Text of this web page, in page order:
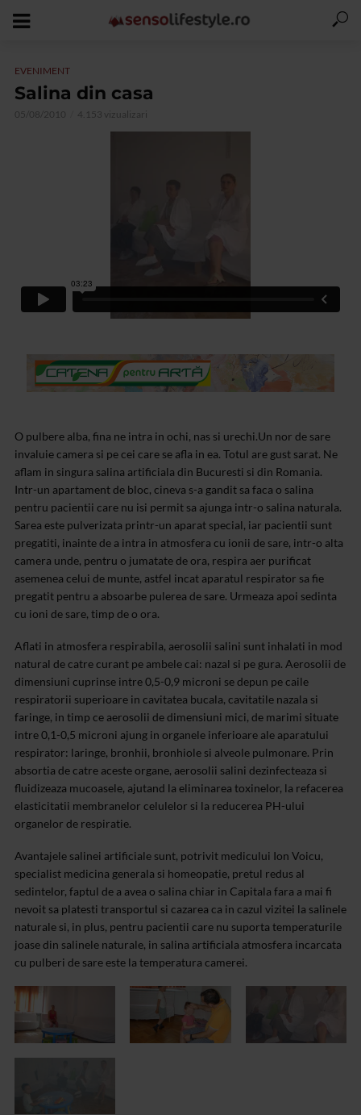
EVENIMENT
Salina din casa
05/08/2010 4.153 vizualizari
O pulbere alba, fina ne intra in ochi, nas si urechi.Un nor de sare
invaluie camera si pe cei care se afla in ea. Totul are gust sarat. Ne
aflam in singura salina artificiala din Bucuresti si din Romania.
Intr-un apartament de bloc, cineva s-a gandit sa faca o salina
pentru pacientii care nu isi permit sa ajunga intr-o salina naturala.
Sarea este pulverizata printr-un aparat special, iar pacientii sunt
pregatiti, inainte de a intra in atmosfera cu ionii de sare, intr-o alta
camera unde, pentru o jumatate de ora, respira aer purificat
asemenea celui de munte, astfel incat aparatul respirator sa fie
pregatit pentru a absoarbe pulerea de sare. Urmeaza apoi sedinta
cu ioni de sare, timp de o ora.
Aflati in atmosfera respirabila, aerosolii salini sunt inhalati in mod
natural de catre curant pe ambele cai: nazal si pe gura. Aerosolii de
dimensiuni cuprinse intre 0,5-0,9 microni se depun pe caile
respiratorii superioare in cavitatea bucala, cavitatile nazala si
faringe, in timp ce aerosolii de dimensiuni mici, de marimi situate
intre 0,1-0,5 microni ajung in organele inferioare ale aparatului
respirator: laringe, bronhii, bronhiole si alveole pulmonare. Prin
absortia de catre aceste organe, aerosolii salini dezinfecteaza si
fluidizeaza mucoasele, ajutand la eliminarea toxinelor, la refacerea
elasticitatii membranelor celulelor si la reducerea PH-ului
organelor de respiratie.
Avantajele salinei artificiale sunt, potrivit medicului Ion Voicu,
specialist medicina generala si homeopatie, pretul redus al
sedintelor, faptul de a avea o salina chiar in Capitala fara a mai fi
nevoit sa platesti transportul si cazarea ca in cazul vizitei la salinele
naturale si, in plus, pentru pacientii care nu suporta temperaturile
joase din salinele naturale, in salina artificiala atmosfera incarcata
cu pulberi de sare este la temperatura camerei.